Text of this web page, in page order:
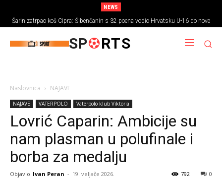
NEWS
Šarin zatrpao koš Cipra: Šibenčanin s 32 poena vodio Hrvatsku U-16 do nove
pobjede
SP RTS
Naslovnica NAJAVE
NAJAVE VATERPOLO Vaterpolo klub Viktoria
Lovrić Caparin: Ambicije su
nam plasman u polufinale i
borba za medalju
Objavio Ivan Peran - 19. veljače 2026. 0
792